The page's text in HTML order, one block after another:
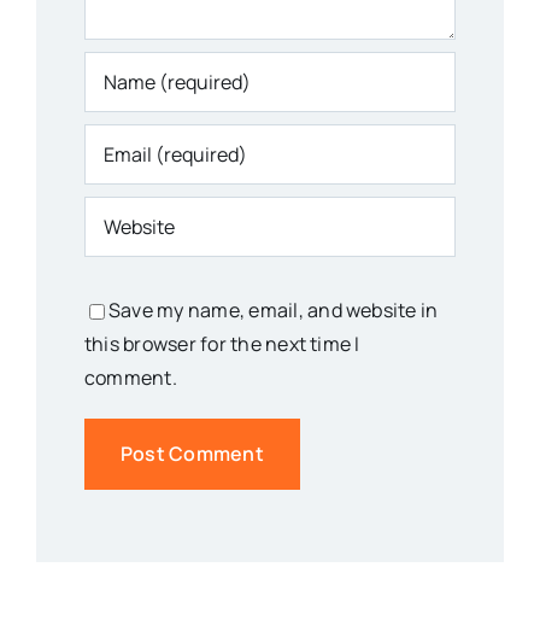
Save my name, email, and website in
this browser for the next time I
comment.